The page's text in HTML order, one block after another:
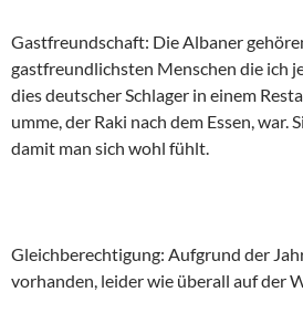
Gastfreundschaft: Die Albaner
gastfreundlichsten Menschen die ich
dies deutscher Schlager in einem
umme, der Raki nach dem Essen, war.
damit man sich wohl fühlt.
Gleichberechtigung: Aufgrund der
vorhanden, leider wie überall auf der